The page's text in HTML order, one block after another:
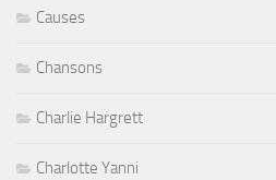
Causes
Chansons
Charlie Hargrett
Charlotte Yanni